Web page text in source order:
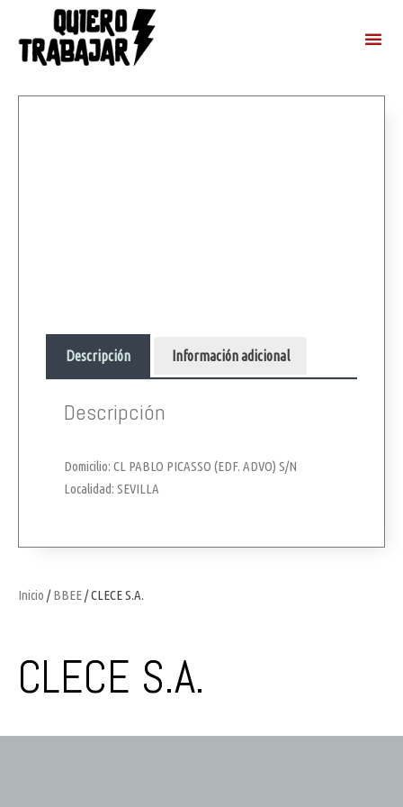
Inicio /BBEE/ CLECE S.A.
CLECE S.A.
Descripción Información adicional
Descripción
Domicilio: CL PABLO PICASSO (EDF. ADVO) S/N
Localidad: SEVILLA